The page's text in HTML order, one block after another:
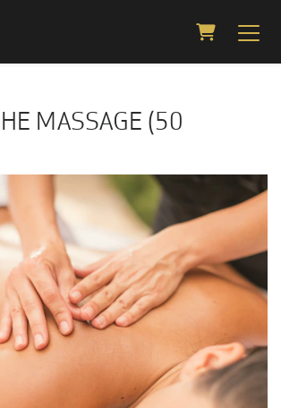
Warenkorb
MASSAGE (50